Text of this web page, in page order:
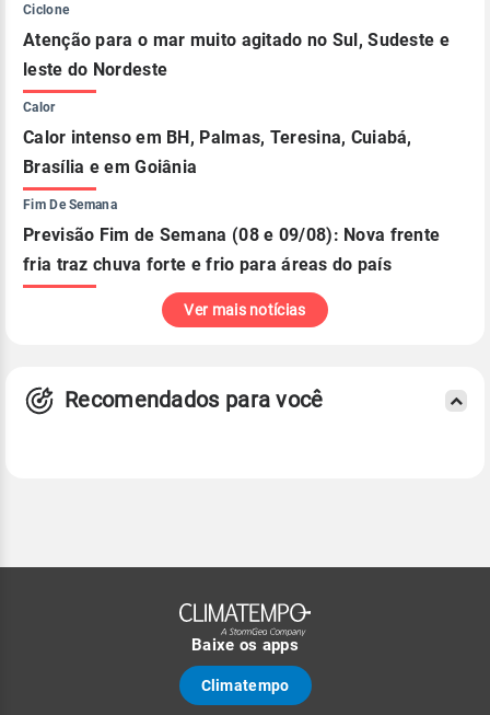
Ciclone
Atenção para o mar muito agitado no Sul, Sudeste e
leste do Nordeste
Calor
Calor intenso em BH, Palmas, Teresina, Cuiabá,
Brasília e em Goiânia
Fim De Semana
Previsão Fim de Semana (08 e 09/08): Nova frente
fria traz chuva forte e frio para áreas do país
Ver mais notícias
Recomendados para você
Baixe os apps
Climatempo